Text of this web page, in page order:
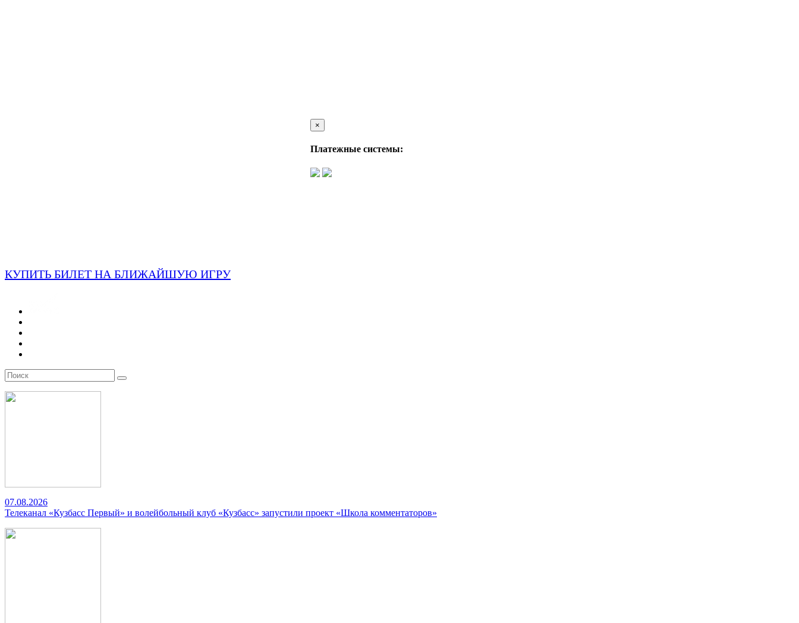
×
Платежные системы:
КУПИТЬ БИЛЕТ НА БЛИЖАЙШУЮ ИГРУ
07.08.2026
Телеканал «Кузбасс Первый» и волейбольный клуб «Кузбасс» запустили проект «Школа комментаторов»